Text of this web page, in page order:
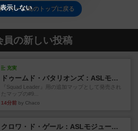
ッキーの島のトップに戻る
員の新しい投稿
充実
ドゥームド・バタリオンズ：ASLモジュール11
『Squad Leader』用の追加マップとして発売され
たマップの#9...
14分前 by Chaco
クロワ・ド・ゲール：ASLモジュール10
示しない